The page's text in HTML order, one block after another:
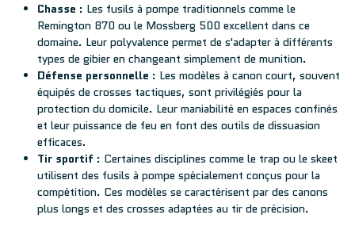
Chasse : Les fusils à pompe traditionnels comme le
Remington 870 ou le Mossberg 500 excellent dans ce
domaine. Leur polyvalence permet de s'adapter à différents
types de gibier en changeant simplement de munition.
Défense personnelle : Les modèles à canon court, souvent
équipés de crosses tactiques, sont privilégiés pour la
protection du domicile. Leur maniabilité en espaces confinés
et leur puissance de feu en font des outils de dissuasion
efficaces.
Tir sportif : Certaines disciplines comme le trap ou le skeet
utilisent des fusils à pompe spécialement conçus pour la
compétition. Ces modèles se caractérisent par des canons
plus longs et des crosses adaptées au tir de précision.